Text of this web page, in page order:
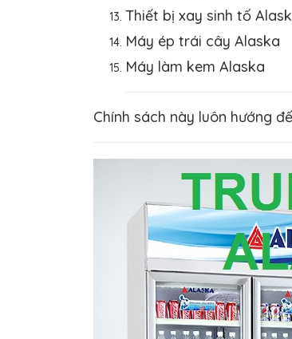
Thiết bị xay sinh tố
Máy ép trái cây Alaska
Máy làm kem Alaska
Chính sách này luôn hướng